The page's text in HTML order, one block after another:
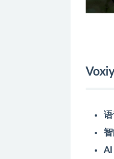
AI